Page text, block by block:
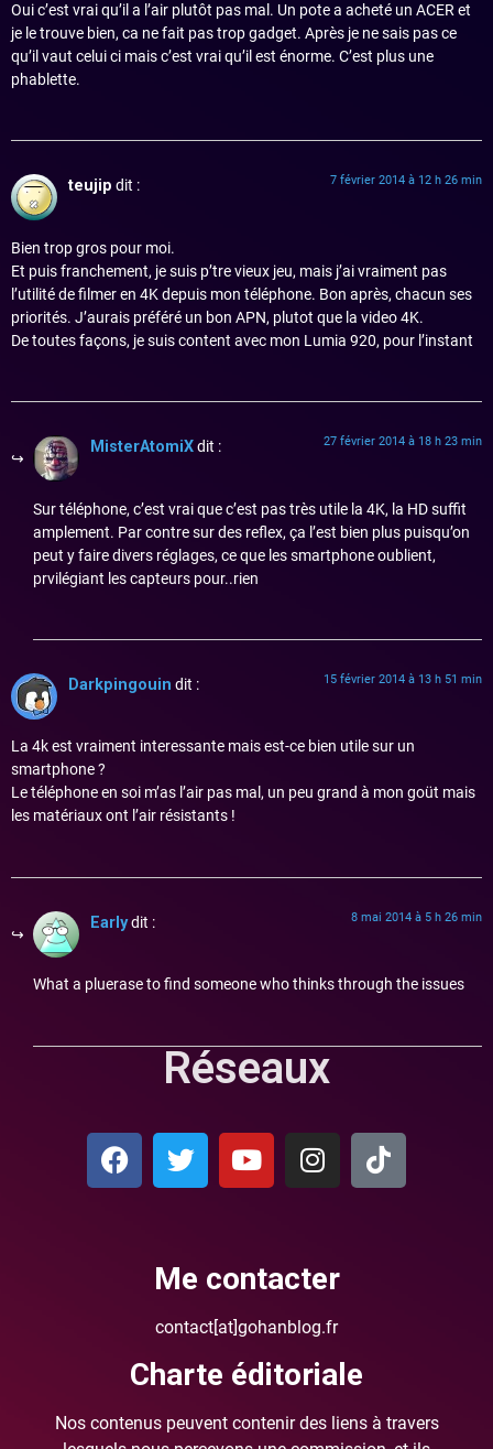
Oui c’est vrai qu’il a l’air plutôt pas mal. Un pote a acheté un ACER et
je le trouve bien, ca ne fait pas trop gadget. Après je ne sais pas ce
qu’il vaut celui ci mais c’est vrai qu’il est énorme. C’est plus une
phablette.
teujip dit : 7 février 2014 à 12 h 26 min
Bien trop gros pour moi.
Et puis franchement, je suis p’tre vieux jeu, mais j’ai vraiment pas
l’utilité de filmer en 4K depuis mon téléphone. Bon après, chacun ses
priorités. J’aurais préféré un bon APN, plutot que la video 4K.
De toutes façons, je suis content avec mon Lumia 920, pour l’instant
MisterAtomiXdit : 27 février 2014 à 18 h 23 min
Sur téléphone, c’est vrai que c’est pas très utile la 4K, la HD suffit
amplement. Par contre sur des reflex, ça l’est bien plus puisqu’on
peut y faire divers réglages, ce que les smartphone oublient,
prvilégiant les capteurs pour..rien
Darkpingouin dit : 15 février 2014 à 13 h 51 min
La 4k est vraiment interessante mais est-ce bien utile sur un
smartphone ?
Le téléphone en soi m’as l’air pas mal, un peu grand à mon goüt mais
les matériaux ont l’air résistants !
Earlydit : 8 mai 2014 à 5 h 26 min
What a pluerase to find someone who thinks through the issues
Réseaux
Me contacter
contact[at]gohanblog.fr
Charte éditoriale
Nos contenus peuvent contenir des liens à travers